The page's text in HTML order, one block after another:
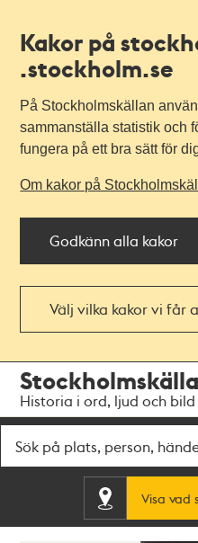
Kakor på
.stockholm.se
På Stockholmskällan
sammanställa statistik och
fungera på ett bra sätt för
Om kakor på
Godkänn alla kakor
Välj vilka kakor vi får
navigationen
huvudinnehållet
Historia i ord, ljud och bild
Visa vad